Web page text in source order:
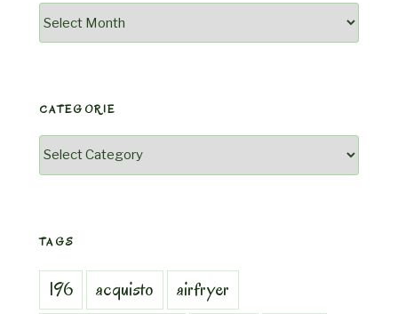
Archivio
CATEGORIE
Categorie
TAGS
196 acquisto
airfryer